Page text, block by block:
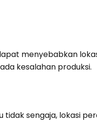
menyebabkan
kesalahan produksi.
sengaja, lokasi